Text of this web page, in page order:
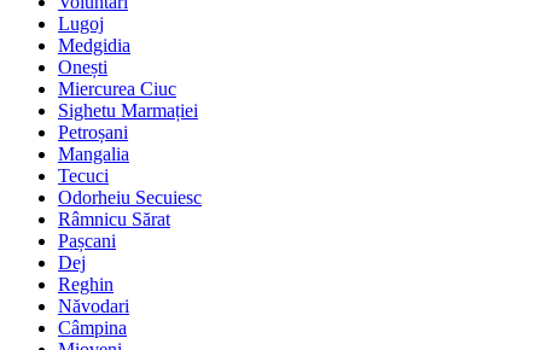
Lugoj
Medgidia
Onești
Miercurea Ciuc
Sighetu Marmației
Petroșani
Mangalia
Tecuci
Odorheiu Secuiesc
Râmnicu Sărat
Pașcani
Dej
Reghin
Năvodari
Câmpina